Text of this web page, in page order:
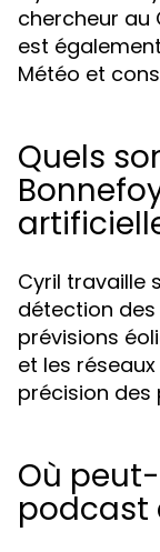
chercheur au
est
Météo et
Quels
Cyril travaille
détection
prévisions
et les
précision des
Où
podcast